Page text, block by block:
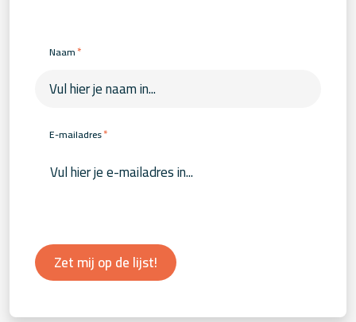
Naam*
E-mailadres*
Zet mij op de lijst!